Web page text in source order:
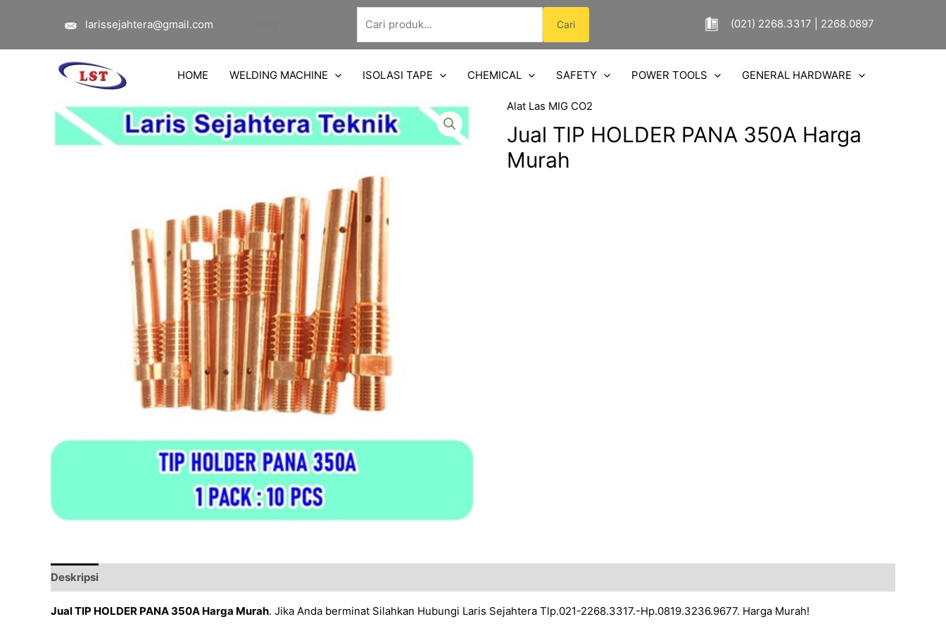
larissejahtera@gmail.com
Pencarian
untuk:
Cari (021) 2268.3317 | 2268.0897
HOME WELDING MACHINE ISOLASI TAPE CHEMICAL SAFETY POWER TOOLS GENERAL HARDWARE
Alat Las MIG CO2
Jual TIP HOLDER PANA 350A Harga
Murah
Deskripsi
Jual TIP HOLDER PANA 350A Harga Murah. Jika Anda berminat Silahkan Hubungi Laris Sejahtera Tlp.021-2268.3317.-Hp.0819.3236.9677. Harga Murah!